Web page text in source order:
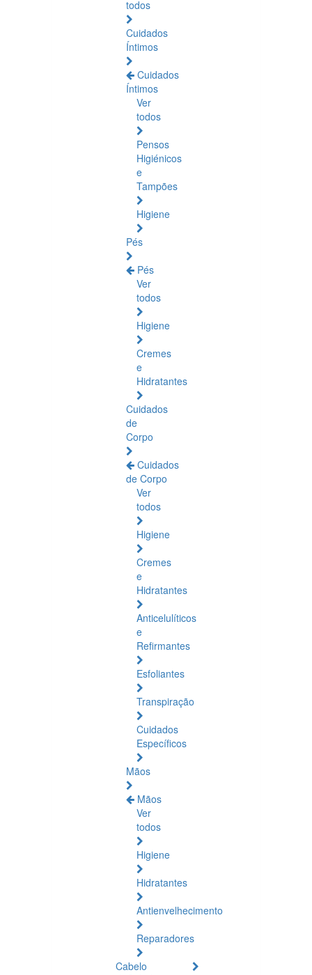
todos
Cuidados
Íntimos
Cuidados
Íntimos
Ver
todos
Pensos
Higiénicos
e
Tampões
Higiene
Pés
Pés
Ver
todos
Higiene
Cremes
e
Hidratantes
Cuidados
de
Corpo
Cuidados
de Corpo
Ver
todos
Higiene
Cremes
e
Hidratantes
Anticelulíticos
e
Refirmantes
Esfoliantes
Transpiração
Cuidados
Específicos
Mãos
Mãos
Ver
todos
Higiene
Hidratantes
Antienvelhecimento
Reparadores
Cabelo